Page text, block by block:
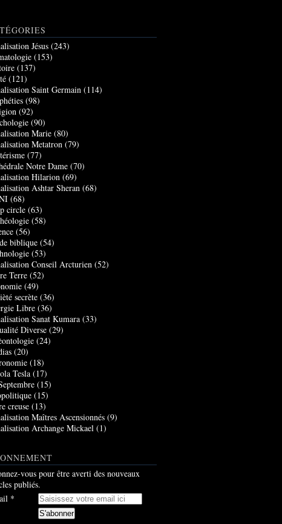
Jésus (243)
(153)
(137)
(121)
Saint Germain (114)
(98)
(92)
(90)
Marie (80)
Metatron (79)
(77)
Notre Dame (70)
Hilarion (69)
Ashtar Sheran (68)
(68)
circle (63)
(58)
(56)
biblique (54)
(53)
Conseil Arcturien (52)
Terre (52)
(49)
secrète (36)
Libre (36)
Sanat Kumara (33)
Diverse (29)
(24)
(20)
(18)
Tesla (17)
(15)
(15)
creuse (13)
Maîtres Ascensionnés (9)
Archange Mickael (1)
vous pour être averti des nouveaux
publiés.